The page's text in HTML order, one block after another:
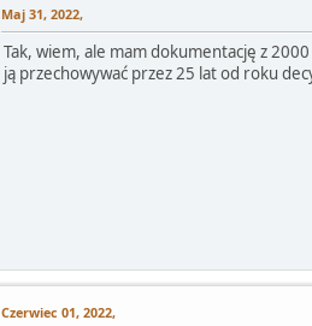
Maj 31, 2022,
Tak, wiem, ale mam dokumentację z
ją przechowywać przez 25 lat od roku
Czerwiec 01, 2022,